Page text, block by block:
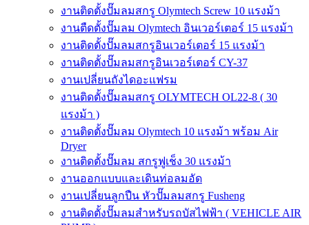
งานติดตั้งปั๊มลมสกรู Olymtech Screw 10 แรงม้า
งานตืดตั้งปั๊มลม Olymtech อินเวอร์เตอร์ 15 แรงม้า
งานติดตั้งปั๊มลมสกรูอินเวอร์เตอร์ 15 แรงม้า
งานติดตั้งปั๊มลมสกรูอินเวอร์เตอร์ CY-37
งานเปลี่ยนถังไดอะแฟรม
งานติดตั้งปั๊มลมสกรู OLYMTECH OL22-8 ( 30
แรงม้า )
งานติดตั้งปั๊มลม Olymtech 10 แรงม้า พร้อม Air
Dryer
งานติดตั้งปั๊มลม สกรูฟูเช็ง 30 แรงม้า
งานออกแบบและเดินท่อลมอัด
งานเปลี่ยนลูกปืน หัวปั๊มลมสกรู Fusheng
งานติดตั้งปั๊มลมสำหรับรถบัสไฟฟ้า ( VEHICLE AIR